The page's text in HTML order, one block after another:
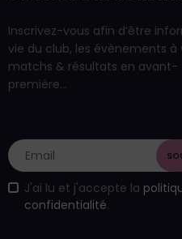
Inscrivez-vous afin d’être
vie du club, les évènements à
matchs & résultats en avant-
première…
J'ai lu et j'accepte la
confidentialité.